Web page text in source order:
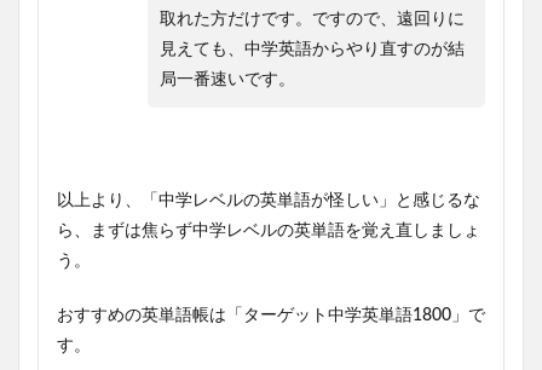
取れた方だけです。ですので、遠回りに
見えても、中学英語からやり直すのが結
局一番速いです。
以上より、「中学レベルの英単語が怪しい」と感じるな
ら、まずは焦らず中学レベルの英単語を覚え直しましょ
う。
おすすめの英単語帳は「ターゲット中学英単語1800」で
す。